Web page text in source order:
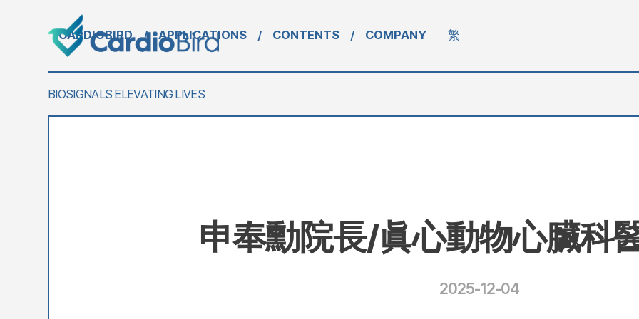
CARDIOBIRD / APPLICATIONS / CONTENTS / COMPANY 繁
BIOSIGNALS ELEVATING LIVES
申奉勳院長/眞心動物心臟科
2025-12-04